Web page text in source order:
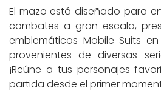
El mazo está diseñado para
combates a gran escala,
emblemáticos Mobile Suits
provenientes de diversas
¡Reúne a tus personajes
partida desde el primer